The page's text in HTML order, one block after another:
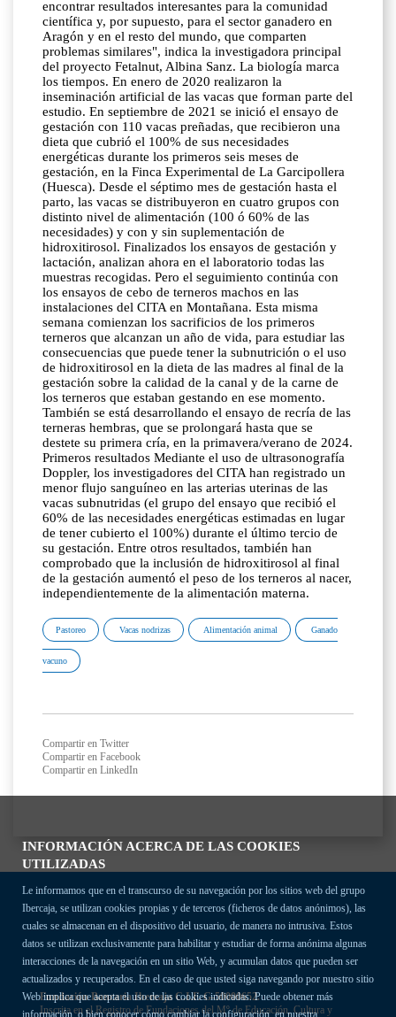
INFORMACIÓN ACERCA DE LAS COOKIES
UTILIZADAS
Le informamos que en el transcurso de su navegación por los sitios web del grupo
Ibercaja, se utilizan cookies propias y de terceros (ficheros de datos anónimos), las
cuales se almacenan en el dispositivo del usuario, de manera no intrusiva. Estos
datos se utilizan exclusivamente para habilitar y estudiar de forma anónima algunas
interacciones de la navegación en un sitio Web, y acumulan datos que pueden ser
actualizados y recuperados. En el caso de que usted siga navegando por nuestro sitio
Web implica que acepta el uso de las cookies indicadas. Puede obtener más
información, o bien conocer cómo cambiar la configuración, en nuestra
encontrar resultados interesantes para la comunidad
científica y, por supuesto, para el sector ganadero en
Aragón y en el resto del mundo, que comparten
problemas similares", indica la investigadora principal
del proyecto Fetalnut, Albina Sanz. La biología marca
los tiempos. En enero de 2020 realizaron la
inseminación artificial de las vacas que forman parte del
estudio. En septiembre de 2021 se inició el ensayo de
gestación con 110 vacas preñadas, que recibieron una
dieta que cubrió el 100% de sus necesidades
energéticas durante los primeros seis meses de
gestación, en la Finca Experimental de La Garcipollera
(Huesca). Desde el séptimo mes de gestación hasta el
parto, las vacas se distribuyeron en cuatro grupos con
distinto nivel de alimentación (100 ó 60% de las
necesidades) y con y sin suplementación de
hidroxitirosol. Finalizados los ensayos de gestación y
lactación, analizan ahora en el laboratorio todas las
muestras recogidas. Pero el seguimiento continúa con
los ensayos de cebo de terneros machos en las
instalaciones del CITA en Montañana. Esta misma
semana comienzan los sacrificios de los primeros
terneros que alcanzan un año de vida, para estudiar las
consecuencias que puede tener la subnutrición o el uso
de hidroxitirosol en la dieta de las madres al final de la
gestación sobre la calidad de la canal y de la carne de
los terneros que estaban gestando en ese momento.
También se está desarrollando el ensayo de recría de las
terneras hembras, que se prolongará hasta que se
destete su primera cría, en la primavera/verano de 2024.
Primeros resultados Mediante el uso de ultrasonografía
Doppler, los investigadores del CITA han registrado un
menor flujo sanguíneo en las arterias uterinas de las
vacas subnutridas (el grupo del ensayo que recibió el
60% de las necesidades energéticas estimadas en lugar
de tener cubierto el 100%) durante el último tercio de
su gestación. Entre otros resultados, también han
comprobado que la inclusión de hidroxitirosol al final
de la gestación aumentó el peso de los terneros al nacer,
independientemente de la alimentación materna.
Pastoreo Vacas nodrizas Alimentación animal Ganado
vacuno
Compartir en Twitter
Compartir en Facebook
Compartir en LinkedIn
Fundación Bancaria Ibercaja C.I.F. G-50000652.
Inscrita en el Registro de Fundaciones del Mº de Educación, Cultura y